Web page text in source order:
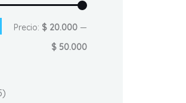
rr
Precio: $ 20.000 —
$ 50.000
2